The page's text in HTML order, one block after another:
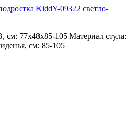
KiddY-09322 светло-
см: 77х48х85-105 Материал стула:
см: 85-105